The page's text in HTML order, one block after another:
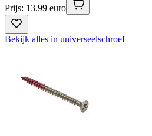
Prijs: 13.99 euro
Bekijk alles in universeelschroef